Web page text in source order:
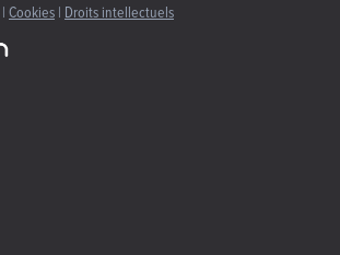
| Cookies | Droits intellectuels